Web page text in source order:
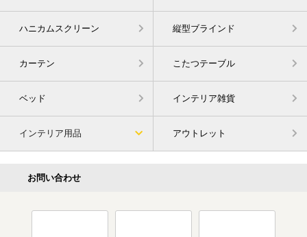
ハニカムスクリーン 縦型ブラインド
カーテン こたつテーブル
ベッド インテリア雑貨
インテリア用品 アウトレット
お問い合わせ